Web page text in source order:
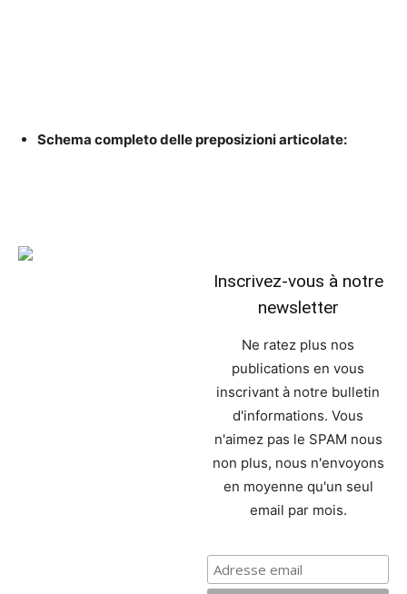
Schema completo delle preposizioni articolate:
Inscrivez-vous à notre
newsletter
Ne ratez plus nos
publications en vous
inscrivant à notre bulletin
d'informations. Vous
n'aimez pas le SPAM nous
non plus, nous n'envoyons
en moyenne qu'un seul
email par mois.